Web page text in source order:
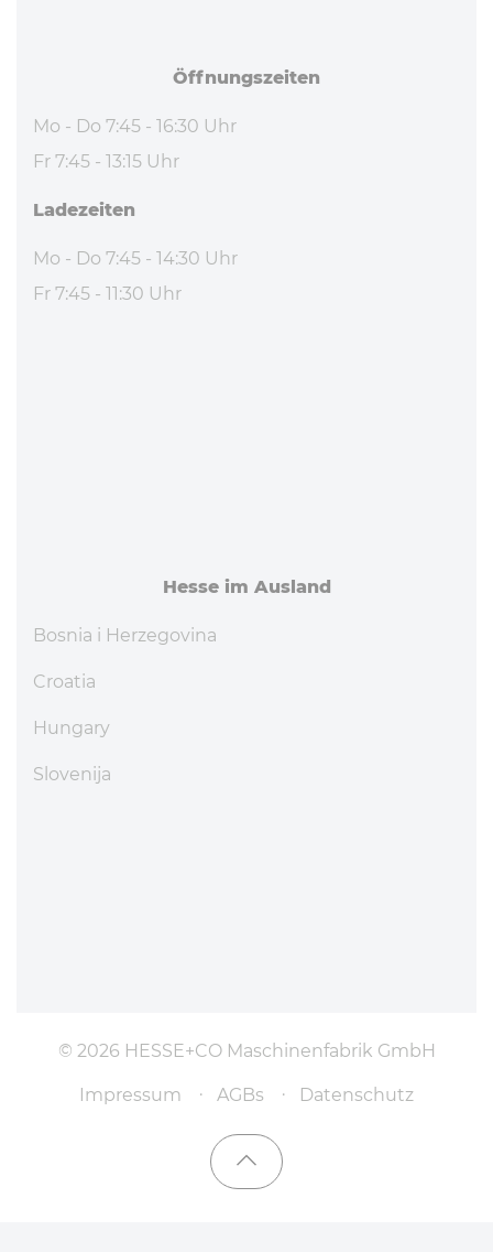
Öff­nungs­zei­ten
Mo - Do 7:45 - 16:30 Uhr
Fr 7:45 - 13:15 Uhr
La­de­zei­ten
Mo - Do 7:45 - 14:30 Uhr
Fr 7:45 - 11:30 Uhr
Hesse im Ausland
Bosnia i Herzegovina
Croatia
Hungary
Slovenija
© 2026 HESSE+CO Maschinenfabrik GmbH
Impressum AGBs Datenschutz
Nach oben scrollen